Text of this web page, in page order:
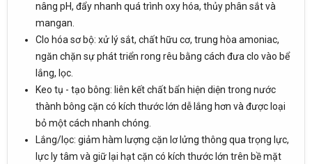
nâng pH, đẩy nhanh quá trình oxy hóa, thủy phân sắt và
mangan.
Clo hóa sơ bộ: xử lý sắt, chất hữu cơ, trung hòa amoniac,
ngăn chặn sự phát triển rong rêu bằng cách đưa clo vào bể
lắng, lọc.
Keo tụ - tạo bông: liên kết chất bẩn hiện diện trong nước
thành bông cặn có kích thước lớn dễ lắng hơn và được loại
bỏ một cách nhanh chóng.
Lắng/lọc: giảm hàm lượng cặn lơ lửng thông qua trọng lực,
lực ly tâm và giữ lại hạt cặn có kích thước lớn trên bề mặt